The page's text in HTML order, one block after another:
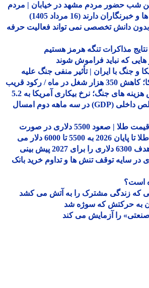
حضور مردم مشهد در خیابان | مردم
دارند (16 مرداد 1405)
دانش تخصصی نمی تواند فعالیت حرفه
مذاکرات تنگه هرمز هستیم
که نباید فراموش شوند
جنگ با ایران | تأثیر منفی جنگ علیه
ایران بر بازار کار آمریکا؛ کاهش 350 هزار شغل در ماه / رکود قریب
الوقوع در سایه افزایش هزینه های جنگ؛ نرخ بیکاری آمریکا به 5.2
درصد رسید؛ تولید ناخالص داخلی (GDP) در سه ماهه دوم امسال
پیش بینی جنجالی از قیمت طلا | صعود 5500 دلاری در صورت
پایان جنگ؛ تحلیلگران: طلا تا پایان 2026 به 5500 تا 6000 دلار می
رسد / بانک های بزرگ هدف 6300 دلاری را برای 2027 پیش بینی
سایه توقف تنش ها و تداوم خرید بانک
زندگی مشترک را به آتش می کشد
حرکتش که سوژه شد
را آزمایش می کند